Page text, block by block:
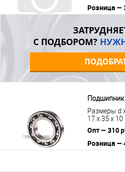
Розница —
С ПОДБОРОМ?
Подшипник
Размеры d
17 x 35 x 10
Опт — 310
Розница —